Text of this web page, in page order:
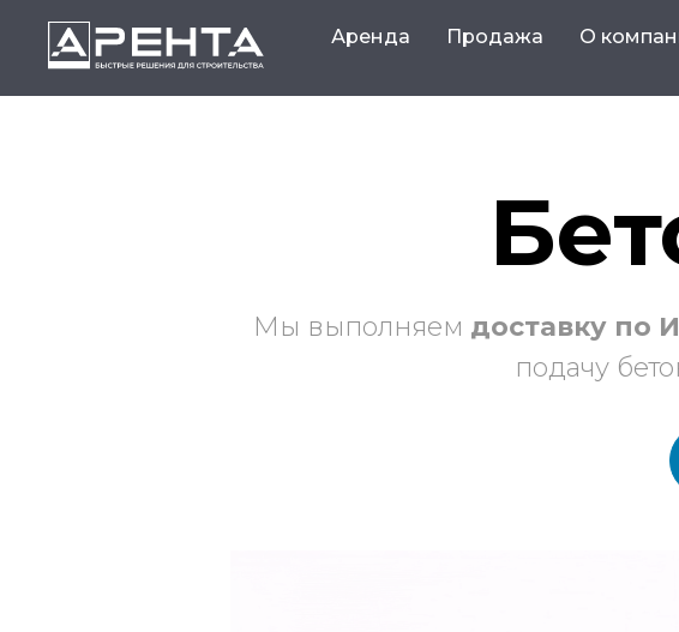
Аренда Продажа О
Мы выполняем доставку по
подачу